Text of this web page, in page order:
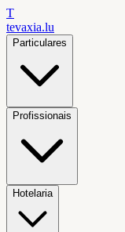
T
tevaxia.lu
Particulares
Profissionais
Hotelaria